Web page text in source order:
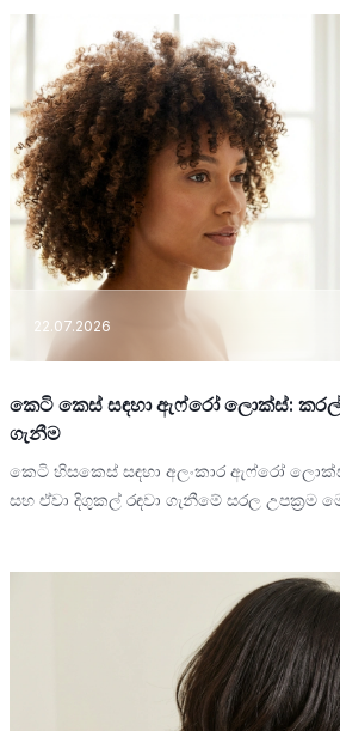
22.07.2026
කෙටි කෙස් සඳහා ඇෆ්රෝ ලොක්ස්: කරල්
ගැනීම
කෙටි හිසකෙස් සඳහා අලංකාර ඇෆ්රෝ
සහ ඒවා දිගුකල් රඳවා ගැනීමේ සරල උපක්‍රම